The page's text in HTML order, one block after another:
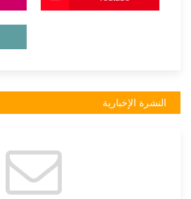
النشرة الإخبارية